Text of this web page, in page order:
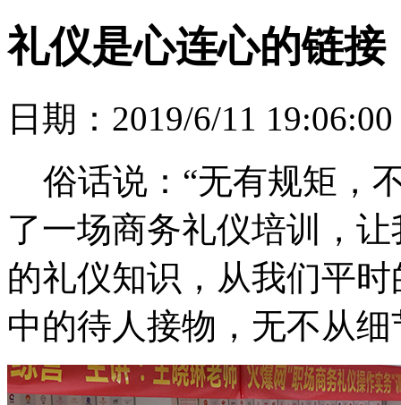
礼仪是心连心的链
日期：2019/6/11
俗话说：“无有规矩，
了一场商务礼仪培训，
的礼仪知识，从我们平
中的待人接物，无不从